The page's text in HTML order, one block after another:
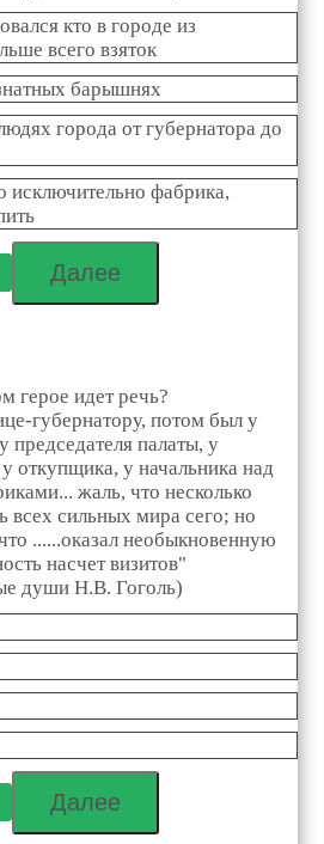
кто в городе из
всего взяток
барышнях
города от губернатора до
исключительно фабрика,
герое идет речь?
губернатору, потом был у
председателя палаты, у
откупщика, у начальника над
жаль, что несколько
всех сильных мира сего; но
......оказал необыкновенную
насчет визитов"
души Н.В. Гоголь)